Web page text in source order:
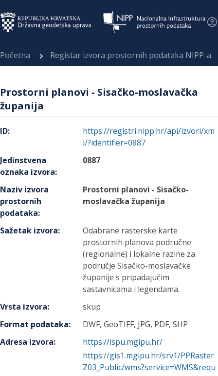
Početna Registar izvora prostornih podataka NIPP-a
Prostorni planovi - Sisačko-moslavačka
županija
ID:
https://registri.nipp.hr/api/izvori/xm
l/?identifier=0887
Jedinstvena
oznaka izvora:
0887
Naziv izvora
prostornih
podataka:
Prostorni planovi - Sisačko-
moslavačka županija
Sažetak izvora:
Odabrane rasterske karte
prostornih planova područne
(regionalne) i lokalne razine za
područje Sisačko-moslavačke
županije s pripadajućim
sastavnicama i legendama.
Vrsta izvora:
skup
Format podataka:
DWF, GeoTIFF, JPG, PDF, SHP
Adresa izvora:
https://ispu.mgipu.hr/
https://gis1.mgipu.hr/srv1/PPRaster
Z03_Public/wms?service=WMS&requ